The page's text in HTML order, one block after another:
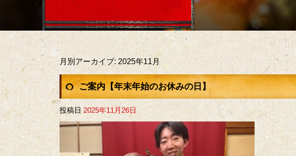
月別アーカイブ: 2025年11月
ご案内【年末年始のお休みの日】
投稿日 2025年11月26日